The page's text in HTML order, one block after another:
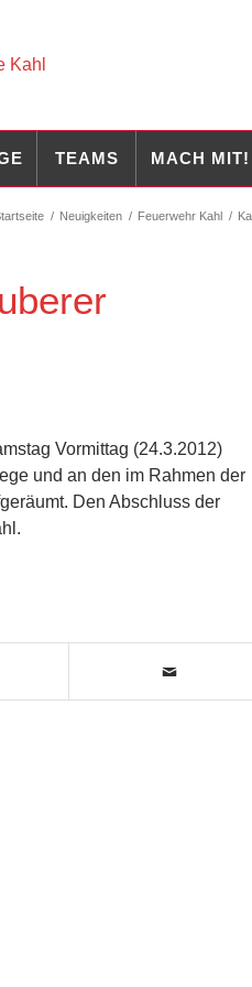
TEAMS MACH MIT!
/ Neuigkeiten / Feuerwehr Kahl /
Vormittag (24.3.2012)
und an den im Rahmen der
Den Abschluss der